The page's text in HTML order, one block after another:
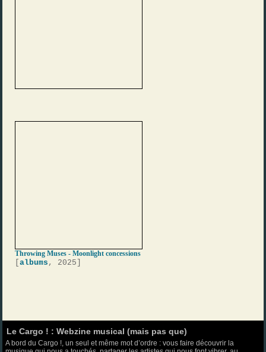
Throwing Muses - Moonlight concessions
[albums , 2025]
Le Cargo ! : Webzine musical (mais pas que)
A bord du Cargo !, un seul et même mot d’ordre : vous faire découvrir la